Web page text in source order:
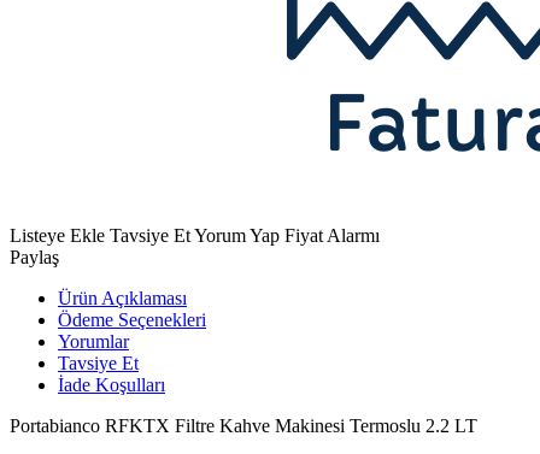
Listeye Ekle Tavsiye EtYorum Yap Fiyat Alarmı
Paylaş
Ürün Açıklaması
Ödeme Seçenekleri
Yorumlar
Tavsiye Et
İade Koşulları
Portabianco RFKTX Filtre Kahve Makinesi Termoslu 2.2 LT